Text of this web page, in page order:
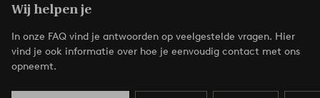
Wij helpen je
In onze FAQ vind je antwoorden op veelgestelde vragen. Hier
vind je ook informatie over hoe je eenvoudig contact met ons
opneemt.